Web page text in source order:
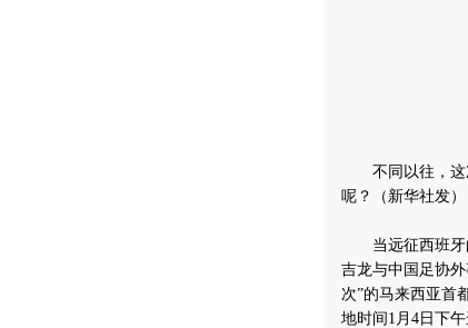
不同以往，这次
呢？（新华社发）
当远征西班牙的
吉龙与中国足协
次”的马来西亚首
地时间1月4日下